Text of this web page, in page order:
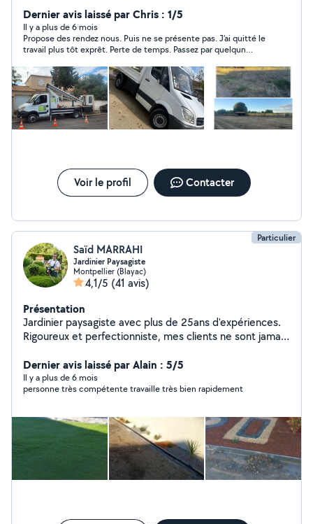
nacelle
Dernier avis laissé par Chris : 1/5
Il y a plus de 6 mois
Propose des rendez nous. Puis ne se présente pas. J’ai quitté le
travail plus tôt exprêt. Perte de temps. Passez par quelqun
Voir le profil Contacter
Particulier
Saïd MARRAHI
Jardinier Paysagiste
Montpellier (Blayac)
4,1/5 (41 avis)
Présentation
Jardinier paysagiste avec plus de 25ans d'expériences.
Rigoureux et perfectionniste, mes clients ne sont jamais
maçonnerie, pose de carrelage et de parquet, peinture,
pose de placo, petits travaux électriques etc... Travaux :
- Pose d'arrosage automatique - Plantage de plantes,
de carrelage - Taille de haies - Pose gazon synthétique -
Tondre le gazon - Débroussailleuse - Coupe d'arbres et
de buissons - Petits travaux de maçonnerie - Peinture
mur - Petites bricoles électrique - Pose de placo
Dernier avis laissé par Alain : 5/5
Il y a plus de 6 mois
personne très compétente travaille très bien rapidement